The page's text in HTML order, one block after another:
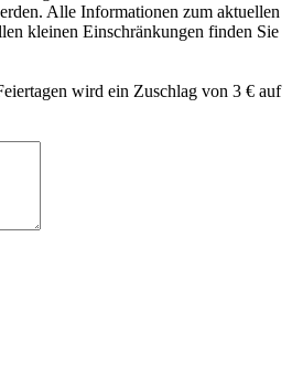
Alle Informationen zum aktuellen
kleinen Einschränkungen finden Sie
wird ein Zuschlag von 3 € auf